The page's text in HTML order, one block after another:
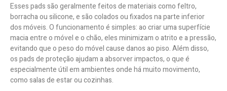
Esses pads são geralmente feitos de materiais como feltro,
borracha ou silicone, e são colados ou fixados na parte inferior
dos móveis. O funcionamento é simples: ao criar uma superfície
macia entre o móvel e o chão, eles minimizam o atrito e a pressão,
evitando que o peso do móvel cause danos ao piso. Além disso,
os pads de proteção ajudam a absorver impactos, o que é
especialmente útil em ambientes onde há muito movimento,
como salas de estar ou cozinhas.